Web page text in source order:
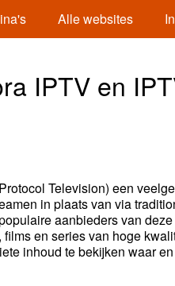
Alle websites
IPTV en
Television) een
in plaats van via
aanbieders van
en series van hoge
inhoud te bekijken waar